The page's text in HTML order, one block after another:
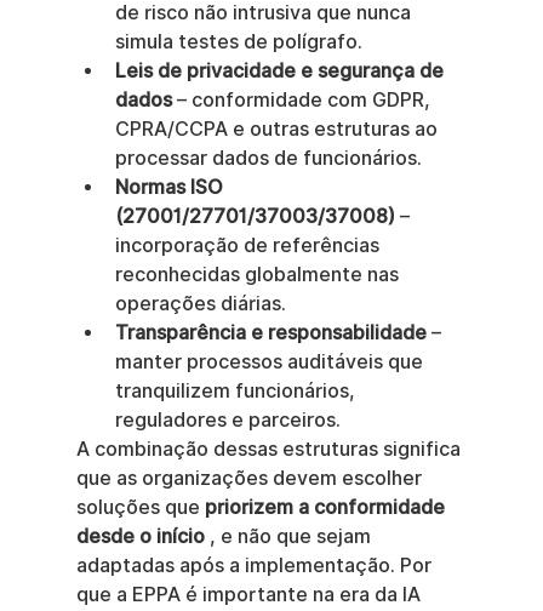
de risco não intrusiva que nunca
simula testes de polígrafo.
Leis de privacidade e segurança de
dados – conformidade com GDPR,
CPRA/CCPA e outras estruturas ao
processar dados de funcionários.
Normas ISO
(27001/27701/37003/37008) –
incorporação de referências
reconhecidas globalmente nas
operações diárias.
Transparência e responsabilidade –
manter processos auditáveis que
tranquilizem funcionários,
reguladores e parceiros.
A combinação dessas estruturas significa
que as organizações devem escolher
soluções que priorizem a conformidade
desde o início , e não que sejam
adaptadas após a implementação. Por
que a EPPA é importante na era da IA